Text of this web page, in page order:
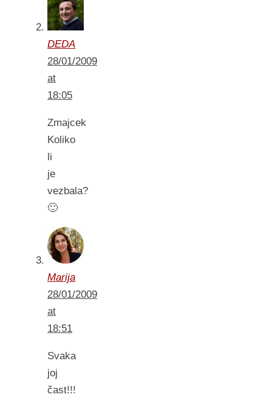
DEDA
28/01/2009
at
18:05
Zmajcek
Koliko
li
je
vezbala?
🙂
Marija
28/01/2009
at
18:51
Svaka
joj
čast!!!